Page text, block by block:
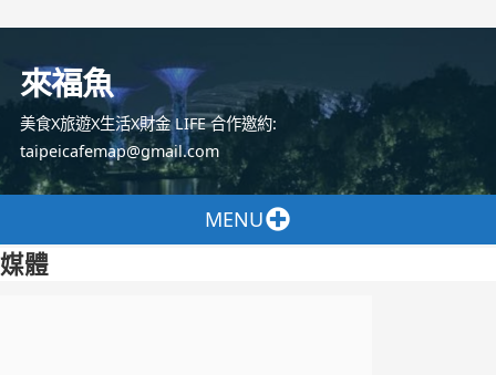
容
來福魚
美食X旅遊X生活X財金 LIFE 合作邀約:
taipeicafemap@gmail.com
MENU
媒體